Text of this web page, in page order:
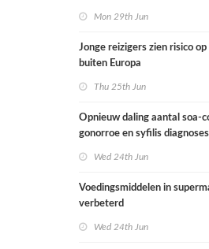
Mon 29th Jun
Jonge reizigers zien risico
buiten Europa
Thu 25th Jun
Opnieuw daling aantal soa-
gonorroe en syfilis
Wed 24th Jun
Voedingsmiddelen in
verbeterd
Wed 24th Jun